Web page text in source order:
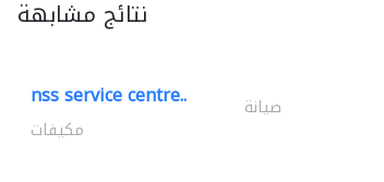
نتائج مشابهة
nss service centre.. صيانة
مكيفات